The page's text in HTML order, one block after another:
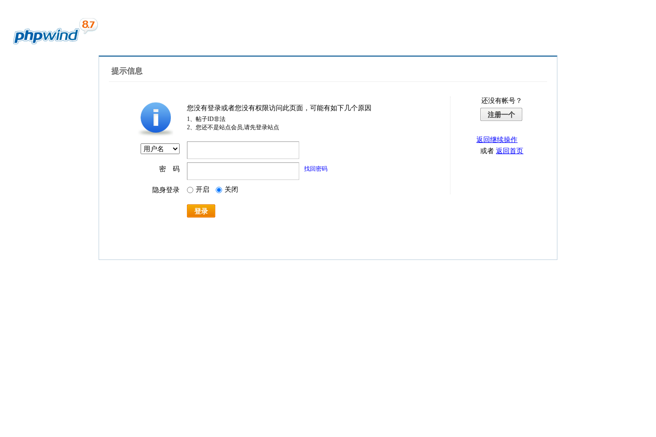
提示信息
您没有登录或者您没有权限访问此页面，可能有如下几个原因
1、帖子ID非法
2、您还不是站点会员,请先登录站点
密 码 找回密码
隐身登录 开启 关闭
登录
还没有帐号？
注册一个
返回继续操作
或者返回首页